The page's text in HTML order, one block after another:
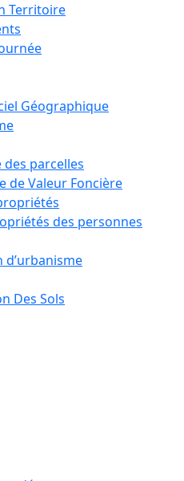
Territoire
Géographique
des parcelles
de Valeur Foncière
des personnes
d’urbanisme
Des Sols